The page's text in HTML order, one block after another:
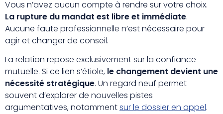
Vous n’avez aucun compte à rendre sur votre choix.
La rupture du mandat est libre et immédiate.
Aucune faute professionnelle n’est nécessaire pour
agir et changer de conseil.
La relation repose exclusivement sur la confiance
mutuelle. Si ce lien s’étiole, le changement devient une
nécessité stratégique. Un regard neuf permet
souvent d’explorer de nouvelles pistes
argumentatives, notammentsur le dossier en appel.